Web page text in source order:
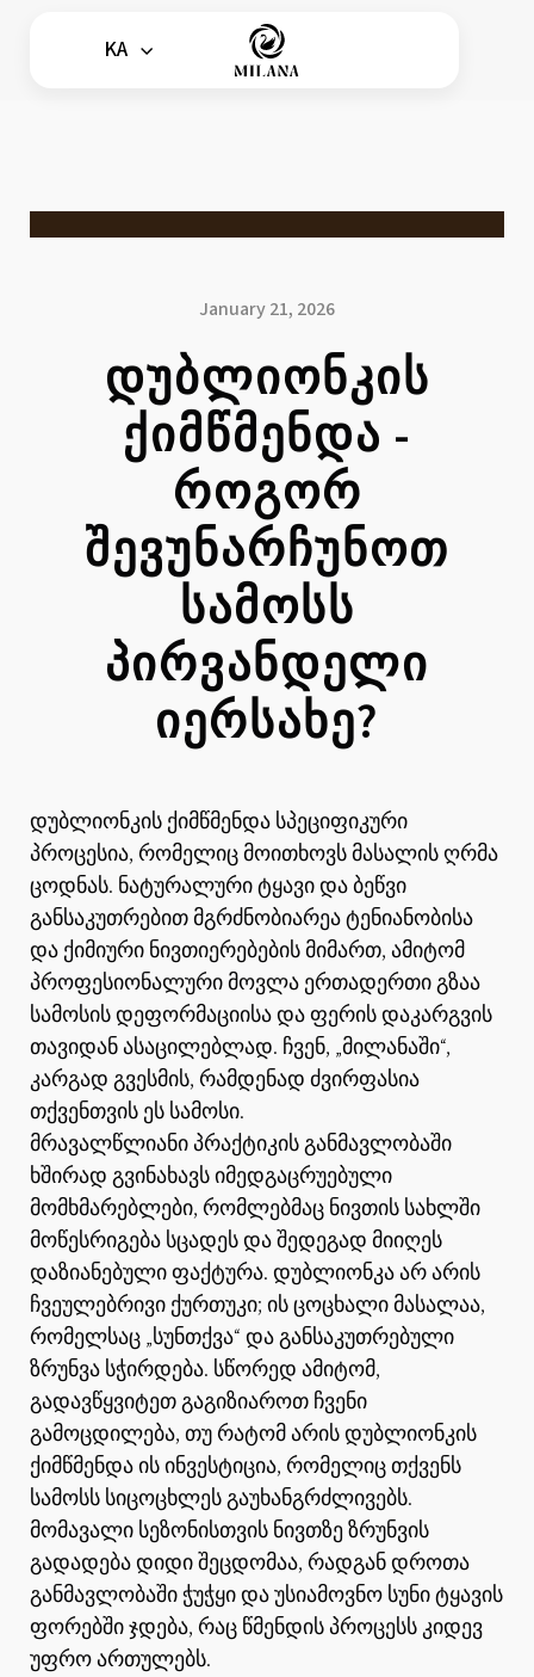
KA
January 21, 2026
ᲓᲣᲑᲚᲘᲝᲜᲙᲘᲡ
ᲥᲘᲛᲬᲛᲔᲜᲓᲐ -
ᲠᲝᲒᲝᲠ
ᲨᲔᲕᲣᲜᲐᲠᲩᲣᲜᲝᲗ
ᲡᲐᲛᲝᲡᲡ
ᲞᲘᲠᲕᲐᲜᲓᲔᲚᲘ
ᲘᲔᲠᲡᲐᲮᲔ?
დუბლიონკის ქიმწმენდა სპეციფიკური
პროცესია, რომელიც მოითხოვს მასალის ღრმა
ცოდნას. ნატურალური ტყავი და ბეწვი
განსაკუთრებით მგრძნობიარეა ტენიანობისა
და ქიმიური ნივთიერებების მიმართ, ამიტომ
პროფესიონალური მოვლა ერთადერთი გზაა
სამოსის დეფორმაციისა და ფერის დაკარგვის
თავიდან ასაცილებლად. ჩვენ, „მილანაში“,
კარგად გვესმის, რამდენად ძვირფასია
თქვენთვის ეს სამოსი.
მრავალწლიანი პრაქტიკის განმავლობაში
ხშირად გვინახავს იმედგაცრუებული
მომხმარებლები, რომლებმაც ნივთის სახლში
მოწესრიგება სცადეს და შედეგად მიიღეს
დაზიანებული ფაქტურა. დუბლიონკა არ არის
ჩვეულებრივი ქურთუკი; ის ცოცხალი მასალაა,
რომელსაც „სუნთქვა“ და განსაკუთრებული
ზრუნვა სჭირდება. სწორედ ამიტომ,
გადავწყვიტეთ გაგიზიაროთ ჩვენი
გამოცდილება, თუ რატომ არის დუბლიონკის
ქიმწმენდა ის ინვესტიცია, რომელიც თქვენს
სამოსს სიცოცხლეს გაუხანგრძლივებს.
მომავალი სეზონისთვის ნივთზე ზრუნვის
გადადება დიდი შეცდომაა, რადგან დროთა
განმავლობაში ჭუჭყი და უსიამოვნო სუნი ტყავის
ფორებში ჯდება, რაც წმენდის პროცესს კიდევ
უფრო ართულებს.